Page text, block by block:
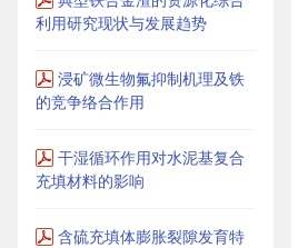
利用研究现状与发展趋势
浸矿微生物氟抑制机理及铁
的竞争络合作用
干湿循环作用对水泥基复合
充填材料的影响
含硫充填体膨胀裂隙发育特